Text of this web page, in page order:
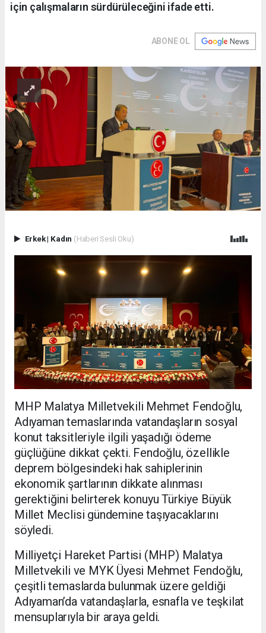
için çalışmaların sürdürüleceğini ifade etti.
ABONE OL
Erkek| Kadın (Haberi Sesli Oku)
MHP Malatya Milletvekili Mehmet Fendoğlu,
Adıyaman temaslarında vatandaşların sosyal
konut taksitleriyle ilgili yaşadığı ödeme
güçlüğüne dikkat çekti. Fendoğlu, özellikle
deprem bölgesindeki hak sahiplerinin
ekonomik şartlarının dikkate alınması
gerektiğini belirterek konuyu Türkiye Büyük
Millet Meclisi gündemine taşıyacaklarını
söyledi.
Milliyetçi Hareket Partisi (MHP) Malatya
Milletvekili ve MYK Üyesi Mehmet Fendoğlu,
çeşitli temaslarda bulunmak üzere geldiği
Adıyaman’da vatandaşlarla, esnafla ve teşkilat
mensuplarıyla bir araya geldi.